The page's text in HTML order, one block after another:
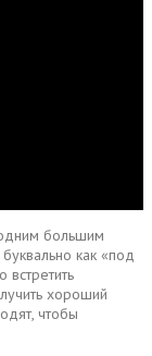
большим
как «под
хороший
чтобы